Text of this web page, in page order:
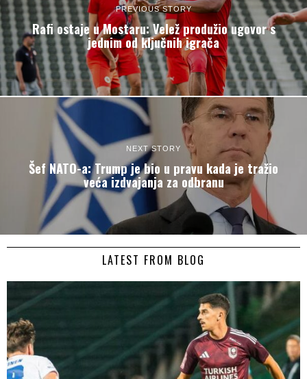
PREVIOUS STORY
Rafi ostaje u Mostaru: Velež produžio ugovor s
jednim od ključnih igrača
NEXT STORY
Šef NATO-a: Trump je bio u pravu kada je tražio
veća izdvajanja za odbranu
LATEST FROM BLOG